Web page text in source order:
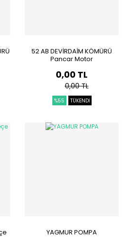
52 AB DEVİRDAİM KÖMÜRÜ
Pancar Motor
0,00 TL
0,00 TL
%55 TÜKENDİ
YAGMUR POMPA